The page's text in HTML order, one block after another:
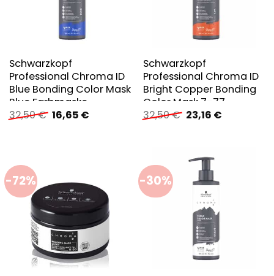
Schwarzkopf
Professional Chroma ID
Blue Bonding Color Mask
Blue Farbmaske
32,50€ Ursprünglicher
Preis
16,65 €Aktueller
Schwarzkopf
Professional Chroma ID
Bright Copper Bonding
Color Mask 7-77
Farbmaske
32,50€ Ursprünglicher
Preis
23,16 €Aktueller
-72% -30%